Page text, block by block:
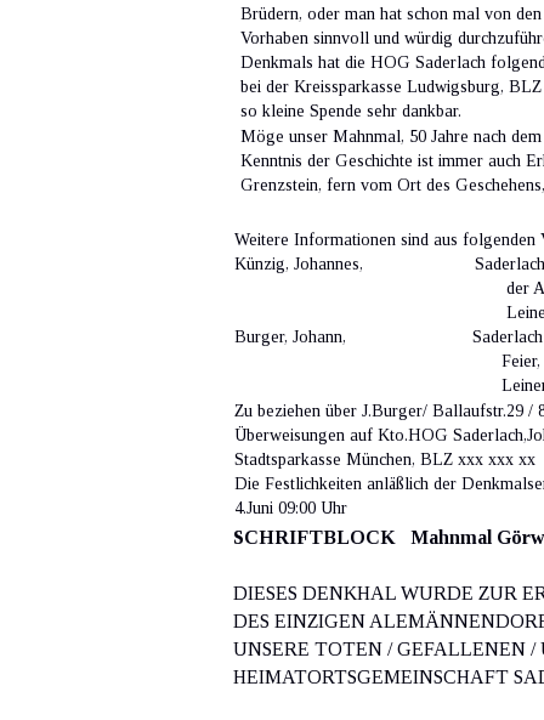
Brüdern, oder man hat schon mal von
Vorhaben sinnvoll und würdig
Denkmals hat die HOG Saderlach
bei der Kreissparkasse Ludwigsburg,
so kleine Spende sehr dankbar.
Möge unser Mahnmal, 50 Jahre nach
Kenntnis der Geschichte ist immer auch
Grenzstein, fern vom Ort des
Weitere Informationen sind aus
Künzig, Johannes,
der Ausgabe von
Leineneinband,
Burger, Johann,
Feier, VMM 1987; 415
Leineneinband,
Zu beziehen über J.Burger/ Ballaufstr.29 /
Überweisungen auf Kto.HOG
Stadtsparkasse München, BLZ xxx xxx xx
Die Festlichkeiten anläßlich der
4.Juni 09:00 Uhr
SCHRIFTBLOCK   Mahnmal
DIESES DENKHAL WURDE ZUR
DES EINZIGEN
UNSERE TOTEN / GEFALLENEN
HEIMATORTSGEMEINSCHAFT